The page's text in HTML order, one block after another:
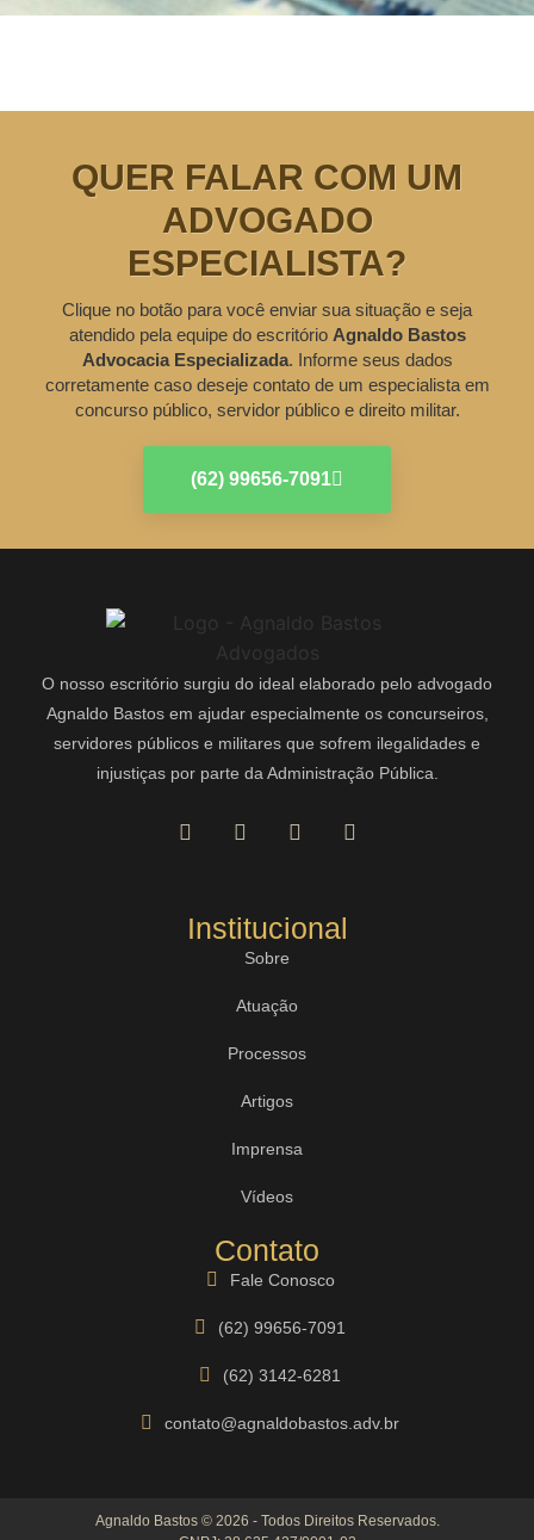
QUER FALAR COM UM
ADVOGADO
ESPECIALISTA?
Clique no botão para você enviar sua situação e seja
atendido pela equipe do escritório Agnaldo Bastos
Advocacia Especializada. Informe seus dados
corretamente caso deseje contato de um especialista em
concurso público, servidor público e direito militar.
(62) 99656-7091
O nosso escritório surgiu do ideal elaborado pelo advogado
Agnaldo Bastos em ajudar especialmente os concurseiros,
servidores públicos e militares que sofrem ilegalidades e
injustiças por parte da Administração Pública.
Institucional
Sobre
Atuação
Processos
Artigos
Imprensa
Vídeos
Contato
Fale Conosco
(62) 99656-7091
(62) 3142-6281
contato@agnaldobastos.adv.br
Agnaldo Bastos © 2026 - Todos Direitos Reservados.